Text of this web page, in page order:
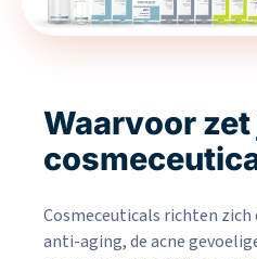
Waarvoor zet
Cosmeceuticals richten
anti-aging, de acne